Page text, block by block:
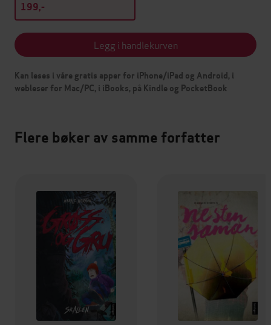
199,-
Legg i handlekurven
Kan leses i våre gratis apper for iPhone/iPad og Android, i
webleser for Mac/PC, i iBooks, på Kindle og PocketBook
Flere bøker av samme forfatter